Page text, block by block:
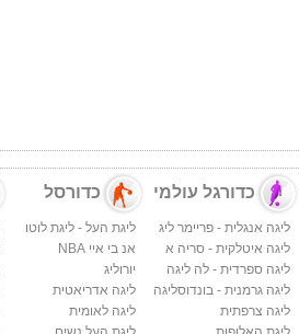
כדורגל עולמי
ליגה אנגלית - פריימר ליג
ליגה איטלקית - סריה א
ליגה ספרדית - לה ליגה
ליגה גרמנית - בונדוסליגה
ליגה צרפתית
כדורסל
ליגת העל - ליגת לוטו
אנ בי איי NBA
יורוליג
ליגה אדריאטית
ליגה לאומית